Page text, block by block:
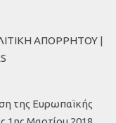
ΑΠΟΡΡΗΤΟΥ |
της Ευρωπαϊκής